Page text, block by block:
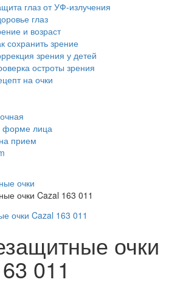
глаз от УФ-излучения
глаз
и возраст
сохранить зрение
зрения у детей
остроты зрения
на очки
форме лица
прием
очки
очки Cazal 163 011
очки
011